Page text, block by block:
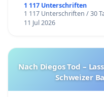
1 117 Unterschriften
1 117 Unterschriften / 30
11 Jul 2026
Nach Diegos Tod –
Schweizer